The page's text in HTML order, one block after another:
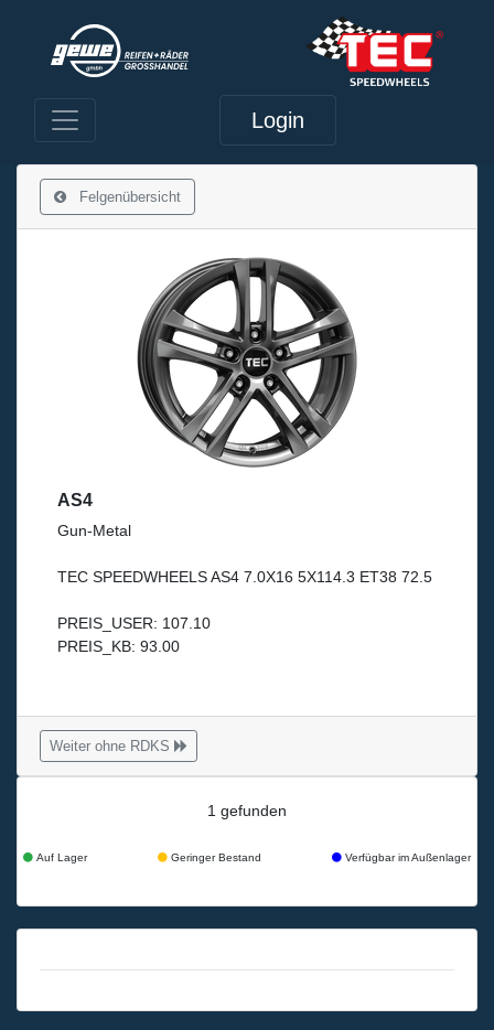
Login
Felgenübersicht
AS4
Gun-Metal
TEC SPEEDWHEELS AS4 7.0X16 5X114.3 ET38 72.5
PREIS_USER: 107.10
PREIS_KB: 93.00
Weiter ohne RDKS
1 gefunden
Auf Lager Geringer Bestand Verfügbar im Außenlager